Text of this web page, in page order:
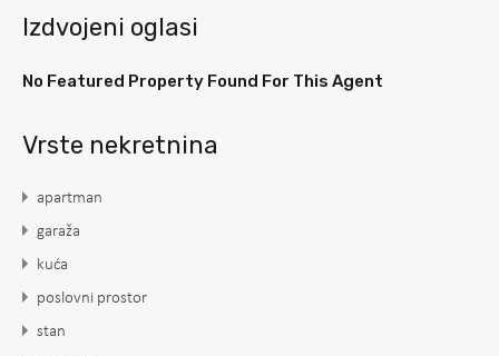
Izdvojeni oglasi
No Featured Property Found For This Agent
Vrste nekretnina
apartman
garaža
kuća
poslovni prostor
stan